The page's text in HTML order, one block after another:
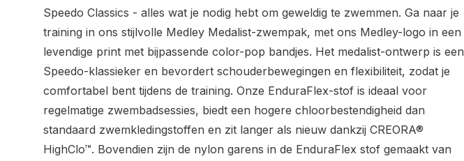
Speedo Classics - alles wat je nodig hebt om geweldig te zwemmen. Ga naar je
training in ons stijlvolle Medley Medalist-zwempak, met ons Medley-logo in een
levendige print met bijpassende color-pop bandjes. Het medalist-ontwerp is een
Speedo-klassieker en bevordert schouderbewegingen en flexibiliteit, zodat je
comfortabel bent tijdens de training. Onze EnduraFlex-stof is ideaal voor
regelmatige zwembadsessies, biedt een hogere chloorbestendigheid dan
standaard zwemkledingstoffen en zit langer als nieuw dankzij CREORA®
HighClo™. Bovendien zijn de nylon garens in de EnduraFlex stof gemaakt van